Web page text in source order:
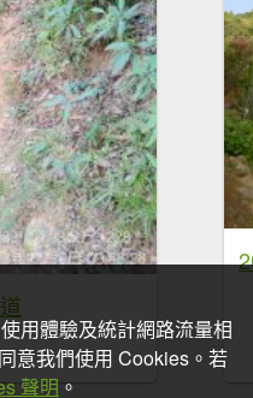
用體驗及統計網路流量相
意我們使用 Cookies。若
聲明 。